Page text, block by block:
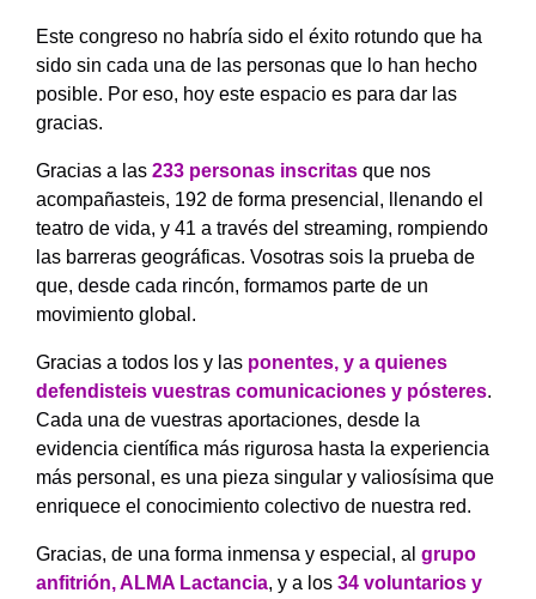
Este congreso no habría sido el éxito rotundo que ha
sido sin cada una de las personas que lo han hecho
posible. Por eso, hoy este espacio es para dar las
gracias.
Gracias a las 233 personas inscritas que nos
acompañasteis, 192 de forma presencial, llenando el
teatro de vida, y 41 a través del streaming, rompiendo
las barreras geográficas. Vosotras sois la prueba de
que, desde cada rincón, formamos parte de un
movimiento global.
Gracias a todos los y las ponentes, y a quienes
defendisteis vuestras comunicaciones y pósteres.
Cada una de vuestras aportaciones, desde la
evidencia científica más rigurosa hasta la experiencia
más personal, es una pieza singular y valiosísima que
enriquece el conocimiento colectivo de nuestra red.
Gracias, de una forma inmensa y especial, al grupo
anfitrión, ALMA Lactancia, y a los 34 voluntarios y